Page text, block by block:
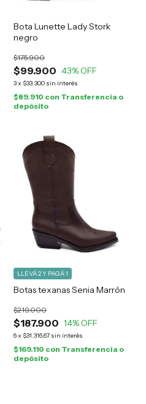
Bota Lunette Lady Stork
negro
$99.900
$175.900
43% OFF
3x $33.300 sin interés
$89.910 con Transferencia o
depósito
Botas texanas Senia Marrón
$187.900
$219.000
14% OFF
6x $31.316,67 sin interés
LLEVÁ 2 Y PAGÁ 1
$169.110 con Transferencia o
depósito